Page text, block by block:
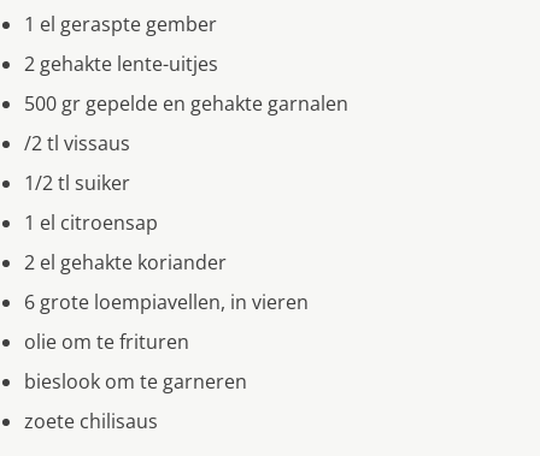
1 el geraspte gember
2 gehakte lente-uitjes
500 gr gepelde en gehakte garnalen
/2 tl vissaus
1/2 tl suiker
1 el citroensap
2 el gehakte koriander
6 grote loempiavellen, in vieren
olie om te frituren
bieslook om te garneren
zoete chilisaus